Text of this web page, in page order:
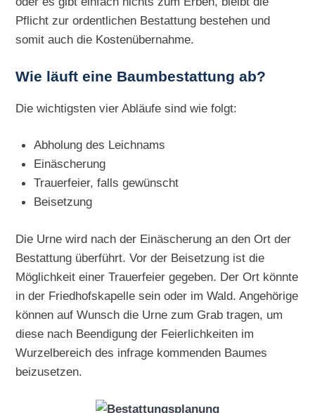
Pflicht zur ordentlichen Bestattung bestehen und
somit auch die Kostenübernahme.
Wie läuft eine Baumbestattung ab?
Die wichtigsten vier Abläufe sind wie folgt:
Abholung des Leichnams
Einäscherung
Trauerfeier, falls gewünscht
Beisetzung
Die Urne wird nach der Einäscherung an den Ort der
Bestattung überführt. Vor der Beisetzung ist die
Möglichkeit einer Trauerfeier gegeben. Der Ort könnte
in der Friedhofskapelle sein oder im Wald. Angehörige
können auf Wunsch die Urne zum Grab tragen, um
diese nach Beendigung der Feierlichkeiten im
Wurzelbereich des infrage kommenden Baumes
beizusetzen.